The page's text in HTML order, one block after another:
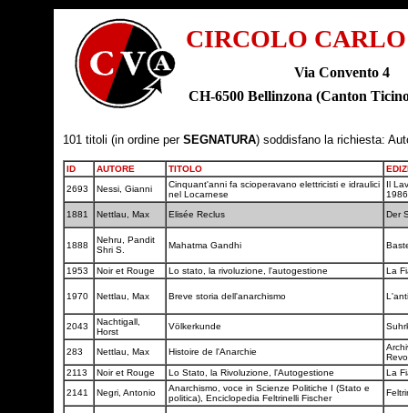
CIRCOLO
Via Convento 4
CH-6500 Bellinzona (Canton
101 titoli (in ordine per SEGNATURA) soddisfano la richiesta:
ID AUTORE TITOLO
2693
Nessi, Gianni
Cinquant'anni fa scioperavano elettricisti e idraulici
nel Locarnese
Il
1881
Nettlau, Max Elisée Reclus Der
1888
Nehru, Pandit
Shri S.
Mahatma Gandhi
1953 Noir et Rouge Lo stato, la rivoluzione, l'autogestione La
1970 Nettlau, Max Breve storia dell'anarchismo
2043
Nachtigall,
Horst
Völkerkunde
283 Nettlau, Max Histoire de l'Anarchie
2113
Noir et Rouge Lo Stato, la Rivoluzione, l'Autogestione
La
2141
Negri, Antonio
Anarchismo, voce in Scienze Politiche I (Stato e
politica), Enciclopedia Feltrinelli Fischer